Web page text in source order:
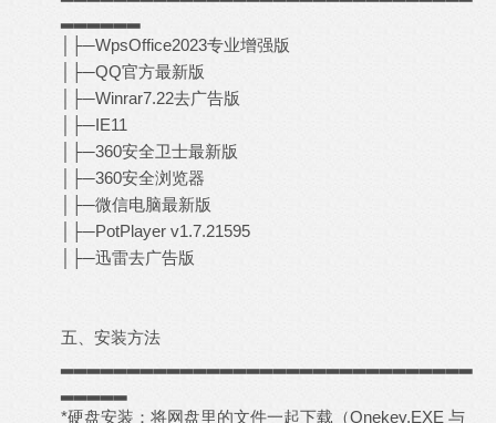
│├─WpsOffice2023专业增强版
│├─QQ官方最新版
│├─Winrar7.22去广告版
│├─IE11
│├─360安全卫士最新版
│├─360安全浏览器
│├─微信电脑最新版
│├─PotPlayer v1.7.21595
│├─迅雷去广告版
五、安装方法
*硬盘安装：将网盘里的文件一起下载（Onekey.EXE 与